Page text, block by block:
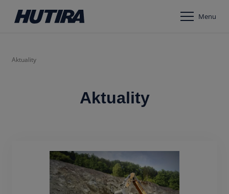
Menu
Aktuality
Aktuality